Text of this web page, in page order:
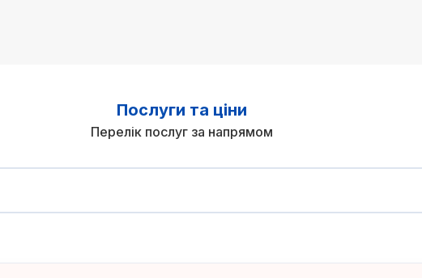
Послуги та ціни
Перелік послуг за напрямом